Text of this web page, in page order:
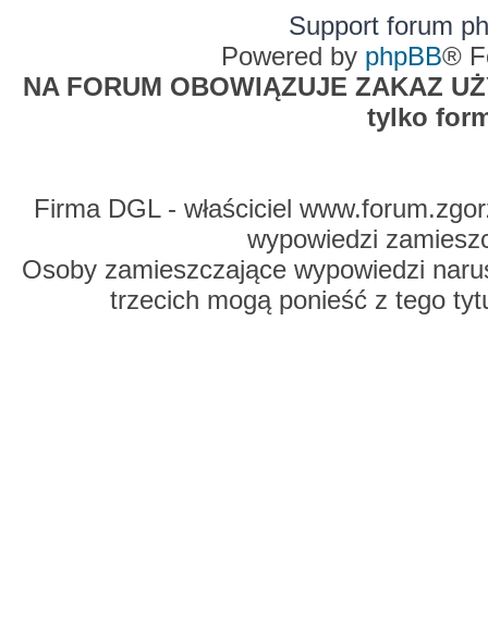
Support forum
Powered by phpBB®
NA FORUM OBOWIĄZUJE ZAKAZ
tylko
Firma DGL - właściciel
wypowiedzi
Osoby zamieszczające wypowiedzi
trzecich mogą ponieść z tego